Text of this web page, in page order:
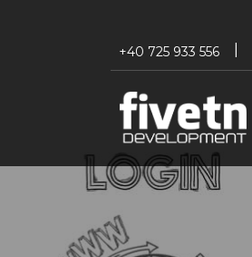
+40 725 933 556